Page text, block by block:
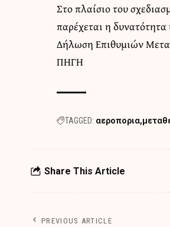
Στο πλαίσιο του
παρέχεται η
Δήλωση Επιθυμιών
ΠΗΓΗ
TAGGED: αεροπορια
Share This Article
PREVIOUS ARTICLE